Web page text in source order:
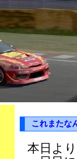
これまたな
本日よ